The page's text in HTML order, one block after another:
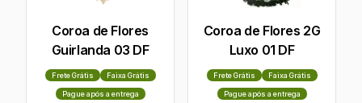
Coroa de Flores
Guirlanda 03 DF
Frete Grátis Faixa Grátis
Pague após a entrega
Coroa de Flores 2G
Luxo 01 DF
Frete Grátis Faixa Grátis
Pague após a entrega